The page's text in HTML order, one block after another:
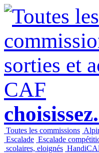
Toutes les commissions
Escalade Escalade
scolaires, eloignés